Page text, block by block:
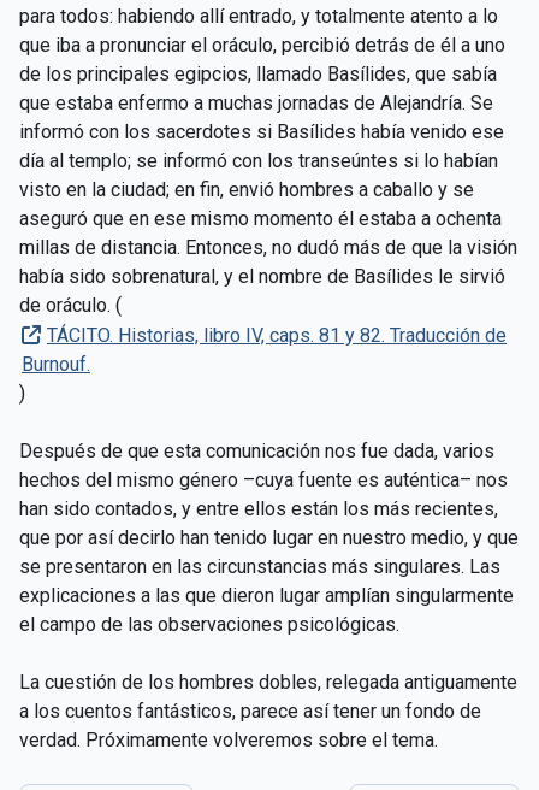
para todos: habiendo allí entrado, y totalmente atento a lo
que iba a pronunciar el oráculo, percibió detrás de él a uno
de los principales egipcios, llamado Basílides, que sabía
que estaba enfermo a muchas jornadas de Alejandría. Se
informó con los sacerdotes si Basílides había venido ese
día al templo; se informó con los transeúntes si lo habían
visto en la ciudad; en fin, envió hombres a caballo y se
aseguró que en ese mismo momento él estaba a ochenta
millas de distancia. Entonces, no dudó más de que la visión
había sido sobrenatural, y el nombre de Basílides le sirvió
de oráculo. (
TÁCITO. Historias, libro IV, caps. 81 y 82. Traducción de
Burnouf.
)
Después de que esta comunicación nos fue dada, varios
hechos del mismo género –cuya fuente es auténtica– nos
han sido contados, y entre ellos están los más recientes,
que por así decirlo han tenido lugar en nuestro medio, y que
se presentaron en las circunstancias más singulares. Las
explicaciones a las que dieron lugar amplían singularmente
el campo de las observaciones psicológicas.
La cuestión de los hombres dobles, relegada antiguamente
a los cuentos fantásticos, parece así tener un fondo de
verdad. Próximamente volveremos sobre el tema.